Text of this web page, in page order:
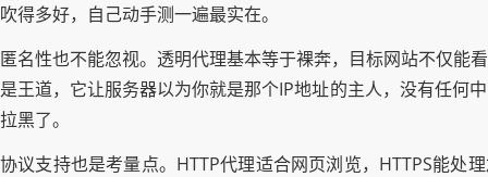
吹得多好，自己动手测一遍最实在。
匿名性也不能忽视。透明代理基本等于裸奔，目标网站不仅能
是王道，它让服务器以为你就是那个IP地址的主人，没有任何
拉黑了。
协议支持也是考量点。HTTP代理适合网页浏览，HTTPS能处